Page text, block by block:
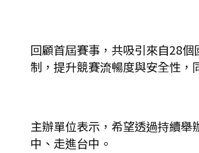
回顧首屆賽事，共吸引來自28
制，提升競賽流暢度與安全性，
主辦單位表示，希望透過持續
中、走進台中。